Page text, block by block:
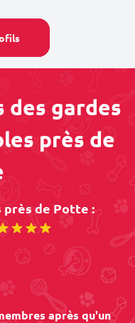
des gardes
près de
près de Potte :
après qu'un